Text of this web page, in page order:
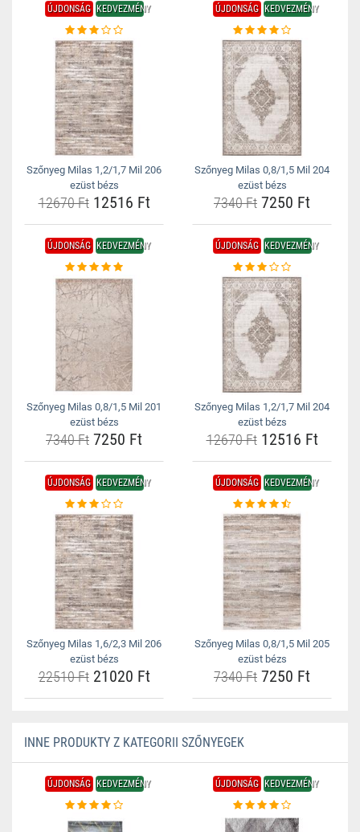
ÚJDONSÁG KEDVEZMÉNY
Szőnyeg Milas 1,2/1,7 Mil 206
ezüst bézs
12670 Ft12516 Ft
ÚJDONSÁG KEDVEZMÉNY
Szőnyeg Milas 0,8/1,5 Mil 204
ezüst bézs
7340 Ft 7250 Ft
ÚJDONSÁG KEDVEZMÉNY
Szőnyeg Milas 0,8/1,5 Mil 201
ezüst bézs
7340 Ft 7250 Ft
ÚJDONSÁG KEDVEZMÉNY
Szőnyeg Milas 1,2/1,7 Mil 204
ezüst bézs
12670 Ft12516 Ft
ÚJDONSÁG KEDVEZMÉNY
Szőnyeg Milas 1,6/2,3 Mil 206
ezüst bézs
22510 Ft21020 Ft
ÚJDONSÁG KEDVEZMÉNY
Szőnyeg Milas 0,8/1,5 Mil 205
ezüst bézs
7340 Ft 7250 Ft
INNE PRODUKTY Z KATEGORII SZŐNYEGEK
ÚJDONSÁG KEDVEZMÉNY ÚJDONSÁG KEDVEZMÉNY